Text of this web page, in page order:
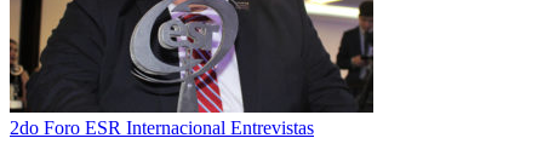
2do Foro ESR Internacional Entrevistas